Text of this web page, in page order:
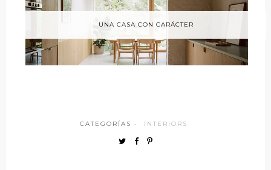
UNA CASA CON CARÁCTER
CATEGORÍAS · INTERIORS